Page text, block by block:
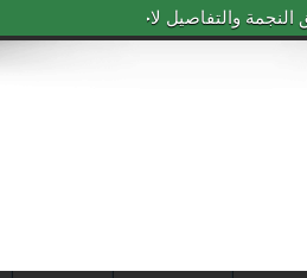
والتفاصيل لاحقاً